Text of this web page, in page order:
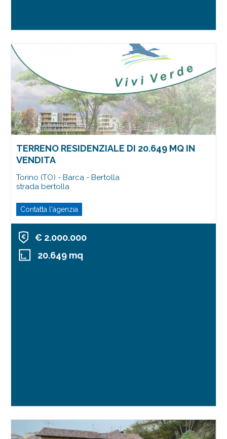
1/15
TERRENO RESIDENZIALE DI 20.649 MQ IN
VENDITA
Torino (TO) - Barca - Bertolla
strada bertolla
Contatta l'agenzia
€ 2.000.000
20.649 mq